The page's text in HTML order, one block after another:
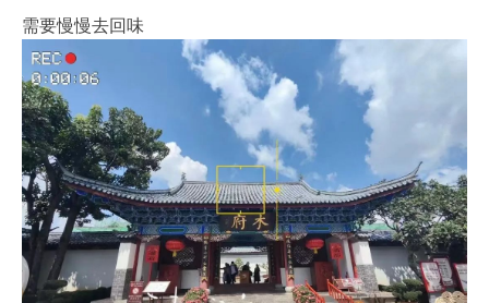
需要慢慢去回味